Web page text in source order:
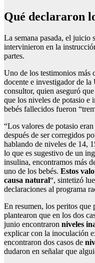
Qué declararon
La semana pasada, el juicio
intervinieron en la
partes.
Uno de los testimonios más
docente e investigador de
consultor, quien aseguró que
que los niveles de potasio e
bebés fallecidos fueron
“Los valores de potasio
después de ser corregidos
hablando de niveles de 14,
lo que es sugestivo de un
insulina, encontramos más
uno de los bebés. Estos
causa natural“, sintetizó
declaraciones al programa
En resumen, los peritos que
plantearon que en los dos
junio encontraron niveles
explicar con la inoculación
encontraron dos casos de
dudaron en señalar que